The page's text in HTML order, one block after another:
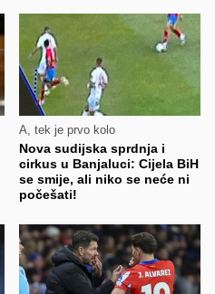
A, tek je prvo kolo
Nova sudijska sprdnja i
cirkus u Banjaluci: Cijela BiH
se smije, ali niko se neće ni
počešati!